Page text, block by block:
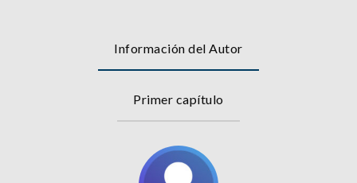
Información del Autor
Primer capítulo